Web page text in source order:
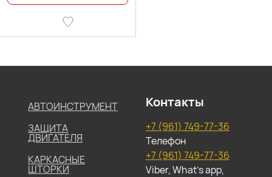
АВТОИНСТРУМЕНТ
ЗАЩИТА
ДВИГАТЕЛЯ
КАРКАСНЫЕ
ШТОРКИ
Контакты
+7 (961) 749-77-36
Телефон
+7 (961) 749-77-36
Viber, What's app,